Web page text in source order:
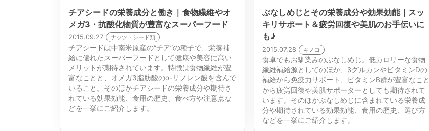
チアシードの栄養成分と働き｜食物繊維やオ
メガ3・抗酸化物質が豊富なスーパーフード
2015.09.27 ナッツ・シード類
チアシードは中南米原産の“チア”の種子で、栄養補
給に優れたスーパーフードとして健康や美容に高い
メリットが期待されています。特徴は食物繊維が豊
富なことと、オメガ3脂肪酸のα-リノレン酸を含んで
いること。そのほかチアシードの栄養成分や期待さ
れている効果効能、食用の歴史、食べ方や注意点な
どを一挙にご紹介します。
ぶなしめじとその栄養成分や効果効能｜スッ
キリサポート＆疲労回復や美肌のお手伝いに
も♪
2015.07.28 キノコ
食卓でもお馴染みのぶなしめじ。低カロリーな食物
繊維補給源としてのほか、βグルカンやビタミンDの
補給から免疫力サポート、ビタミンB群が豊富なこと
から疲労回復や美肌サポーターとしても期待されて
います。そのほかぶなしめじに含まれている栄養成
分や期待されている効果効能、食用の歴史、選び方
などを一挙にご紹介します。